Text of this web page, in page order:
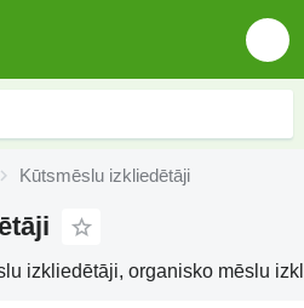
Kūtsmēslu izkliedētāji
izkliedētāji, organisko mēslu